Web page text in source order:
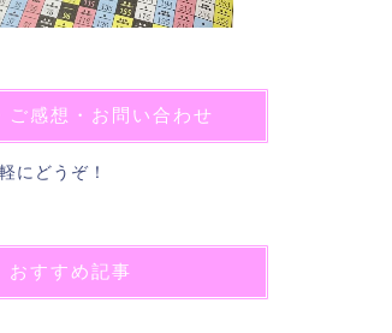
ご感想・お問い合わせ
にどうぞ！
おすすめ記事